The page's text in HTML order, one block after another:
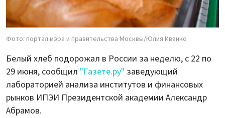
Фото: портал мэра и правительства Москвы/Юлия Иванко
Белый хлеб подорожал в России за неделю, с 22 по
29 июня, сообщил "Газете.ру" заведующий
лабораторией анализа институтов и финансовых
рынков ИПЭИ Президентской академии Александр
Абрамов.